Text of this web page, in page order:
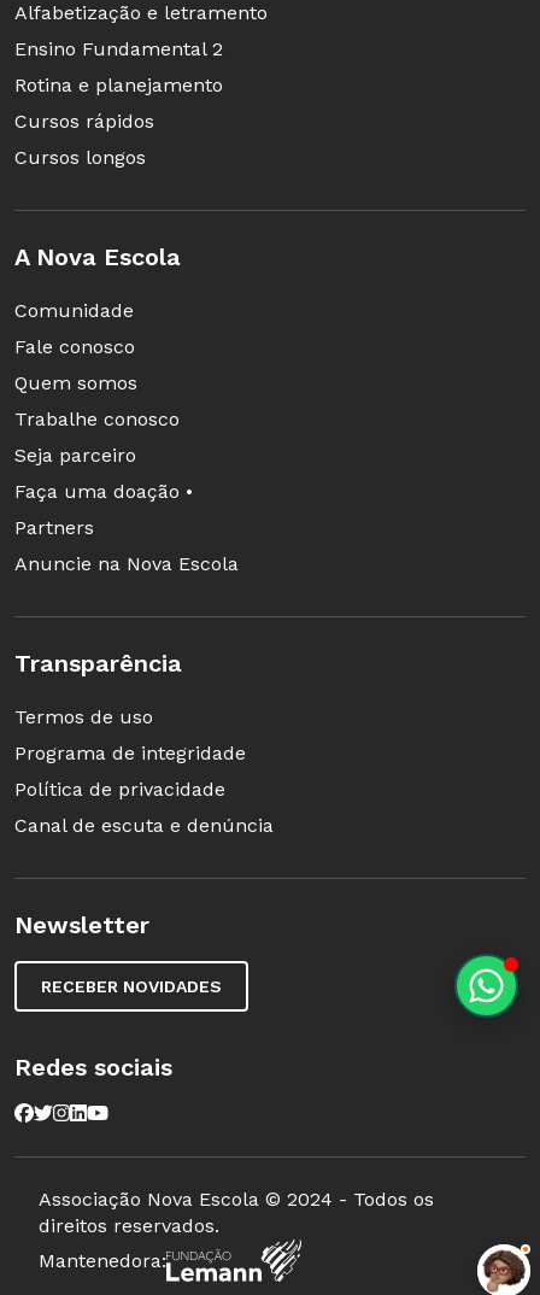
Alfabetização e letramento
Ensino Fundamental 2
Rotina e planejamento
Cursos rápidos
Cursos longos
A Nova Escola
Comunidade
Fale conosco
Quem somos
Trabalhe conosco
Seja parceiro
Faça uma doação •
Partners
Anuncie na Nova Escola
Transparência
Termos de uso
Programa de integridade
Política de privacidade
Canal de escuta e denúncia
Newsletter
RECEBER NOVIDADES
Redes sociais
Associação Nova Escola © 2024 - Todos os
direitos reservados.
Mantenedora: